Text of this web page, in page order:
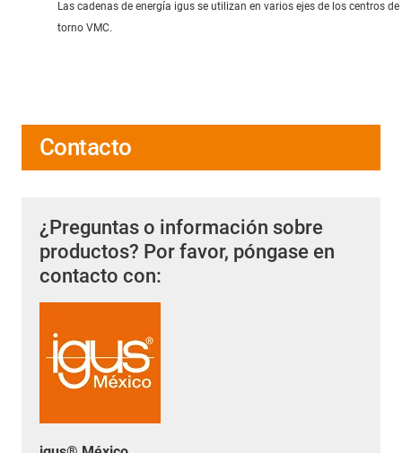
Las cadenas de energía igus se utilizan en varios ejes de los centros de
torno VMC.
Contacto
¿Preguntas o información sobre
productos? Por favor, póngase en
contacto con: